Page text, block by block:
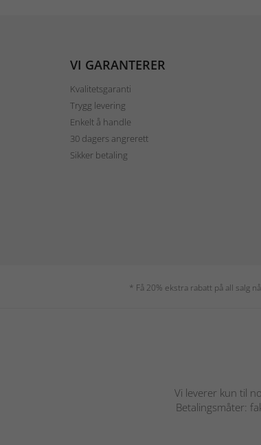
VI GARANTERER
Kvalitetsgaranti
Trygg levering
Enkelt å handle
30 dagers angrerett
Sikker betaling
* Få 20% ekstra rabatt på all salg
Vi leverer kun til
Betalingsmåter: